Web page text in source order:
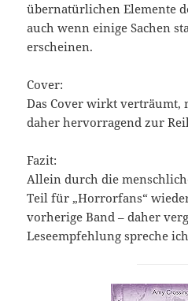
übernatürlichen Elemente
auch wenn einige Sachen
erscheinen.
Cover:
Das Cover wirkt verträumt,
daher hervorragend zur
Fazit:
Allein durch die
Teil für „Horrorfans“
vorherige Band – daher
Leseempfehlung spreche